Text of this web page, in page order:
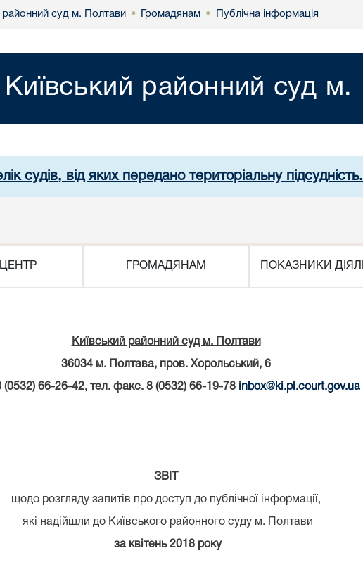
районний суд м. Полтави • Громадянам • Публічна інформація
Київський районний суд м.
судів, від яких передано територіальну підсудність.
ГРОМАДЯНАМ ПОКАЗНИКИ
Київський районний суд м. Полтави
36034 м. Полтава, пров. Хорольський, 6
(0532) 66-26-42, тел. факс. 8 (0532) 66-19-78 inbox@ ki.pl .court.gov.ua
ЗВІТ
щодо розгляду запитів про доступ до публічної інформації,
які надійшли до Київського районного суду м. Полтави
за квітень 2018 року